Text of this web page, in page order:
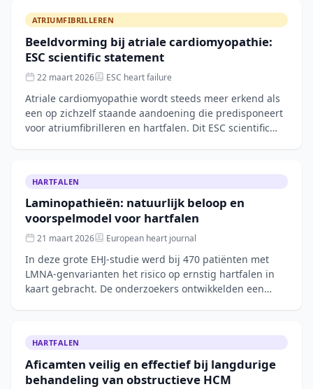
ATRIUMFIBRILLEREN
Beeldvorming bij atriale cardiomyopathie:
ESC scientific statement
22 maart 2026 ESC heart failure
Atriale cardiomyopathie wordt steeds meer erkend als
een op zichzelf staande aandoening die predisponeert
voor atriumfibrilleren en hartfalen. Dit ESC scientific
HARTFALEN
Laminopathieën: natuurlijk beloop en
voorspelmodel voor hartfalen
21 maart 2026 European heart journal
In deze grote EHJ-studie werd bij 470 patiënten met
LMNA-genvarianten het risico op ernstig hartfalen in
kaart gebracht. De onderzoekers ontwikkelden een
HARTFALEN
Aficamten veilig en effectief bij langdurige
behandeling van obstructieve HCM